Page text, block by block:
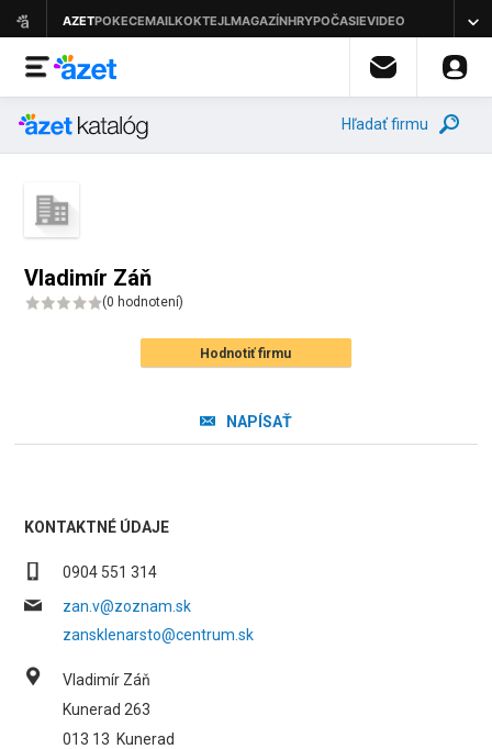
Hľadať firmu
Vladimír Záň
(0 hodnotení)
Hodnotiť firmu
NAPÍSAŤ
KONTAKTNÉ ÚDAJE
0904 551 314
zan.v@zoznam.sk
zansklenarsto@centrum.sk
Vladimír Záň
Kunerad 263
013 13 Kunerad